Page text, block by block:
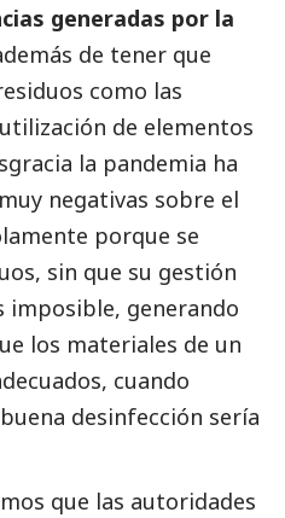
generadas por la
de tener que
como las
de elementos
la pandemia ha
negativas sobre el
porque se
sin que su gestión
imposible, generando
los materiales de un
cuando
desinfección sería
que las autoridades